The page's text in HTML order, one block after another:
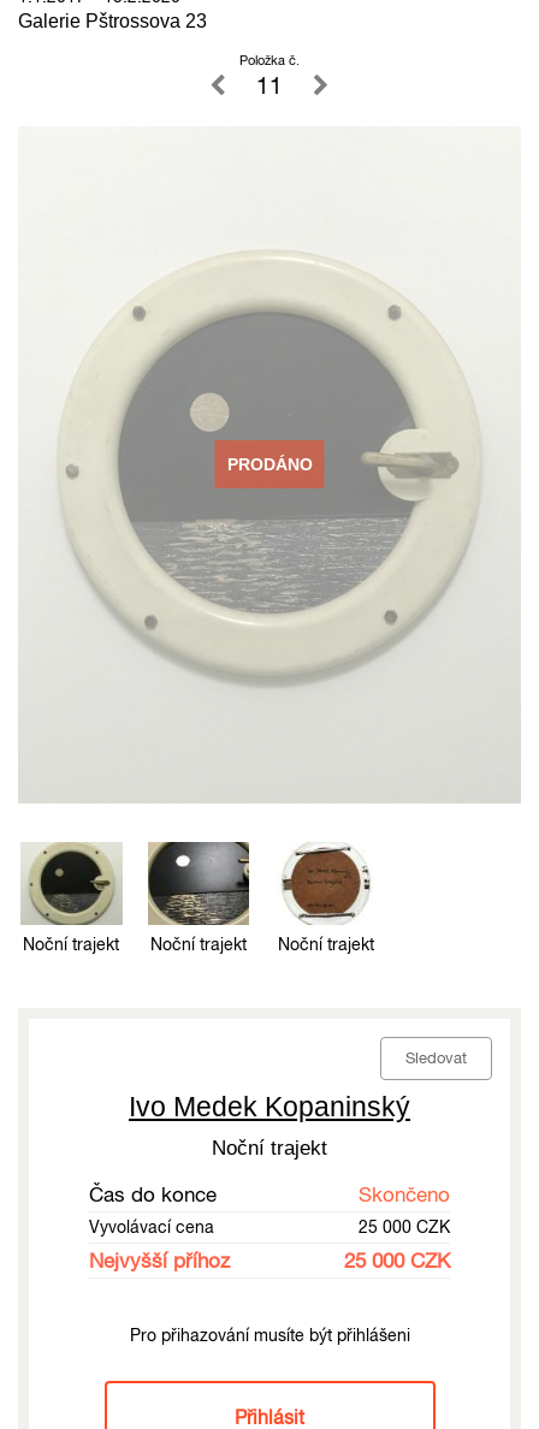
Galerie Pštrossova 23
Položka č.
11
PRODÁNO
Noční trajekt Noční trajekt Noční trajekt
Sledovat
Ivo Medek Kopaninský
Noční trajekt
Čas do konce Skončeno
Vyvolávací cena 25 000 CZK
Nejvyšší příhoz 25 000 CZK
Pro přihazování musíte být přihlášeni
Přihlásit